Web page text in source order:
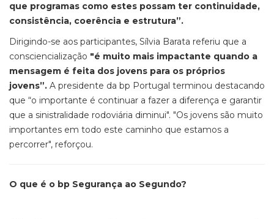
que programas como estes possam ter continuidade,
consistência, coerência e estrutura”.
Dirigindo-se aos participantes, Sílvia Barata referiu que a
consciencialização "é muito mais impactante quando a
mensagem é feita dos jovens para os próprios
jovens”. A presidente da bp Portugal terminou destacando
que “o importante é continuar a fazer a diferença e garantir
que a sinistralidade rodoviária diminui". "Os jovens são muito
importantes em todo este caminho que estamos a
percorrer", reforçou.
O que é o bp Segurança ao Segundo?